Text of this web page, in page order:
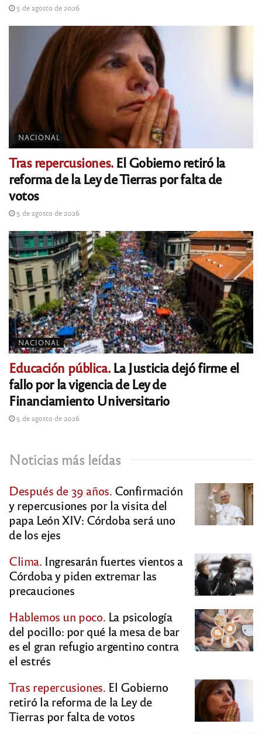
5 de agosto de 2026
NACIONAL
Tras repercusiones.El Gobierno retiró la
reforma de la Ley de Tierras por falta de
votos
5 de agosto de 2026
NACIONAL
Educación pública.La Justicia dejó firme el
fallo por la vigencia de Ley de
Financiamiento Universitario
5 de agosto de 2026
Noticias más leídas
Después de 39 años. Confirmación
y repercusiones por la visita del
papa León XIV: Córdoba será uno
de los ejes
Clima. Ingresarán fuertes vientos a
Córdoba y piden extremar las
precauciones
Hablemos un poco. La psicología
del pocillo: por qué la mesa de bar
es el gran refugio argentino contra
el estrés
Tras repercusiones. El Gobierno
retiró la reforma de la Ley de
Tierras por falta de votos